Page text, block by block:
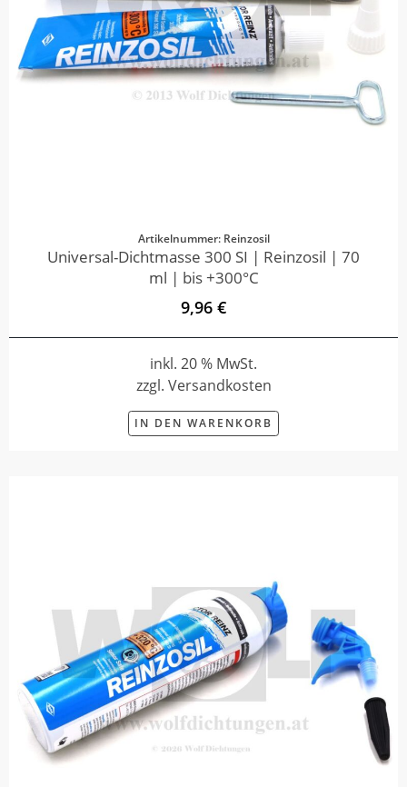
Artikelnummer: Reinzosil
Universal-Dichtmasse 300 SI | Reinzosil | 70
ml | bis +300°C
9,96 €
inkl. 20 % MwSt.
zzgl. Versandkosten
IN DEN WARENKORB